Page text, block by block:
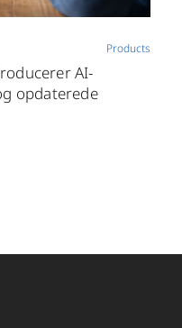
Products
AI-
opdaterede
POCKETBOOK